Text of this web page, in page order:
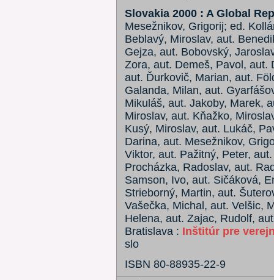
Slovakia 2000 : A Global
Mesežnikov, Grigorij; ed.
Beblavý, Miroslav, aut.
Gejza, aut. Bobovský,
Zora, aut. Demeš, Pavol, aut.
aut. Ďurkovič, Marian, aut.
Galanda, Milan, aut.
Mikuláš, aut. Jakoby, Marek,
Miroslav, aut. Kňažko,
Kusý, Miroslav, aut. Lukáč,
Darina, aut. Mesežnikov,
Viktor, aut. Pažitný, Peter,
Procházka, Radoslav, aut.
Samson, Ivo, aut. Sičáková,
Strieborný, Martin, aut.
Vašečka, Michal, aut. Velšic,
Helena, aut. Zajac, Rudolf,
Bratislava : Inštitúr pre
slo
ISBN 80-88935-22-9